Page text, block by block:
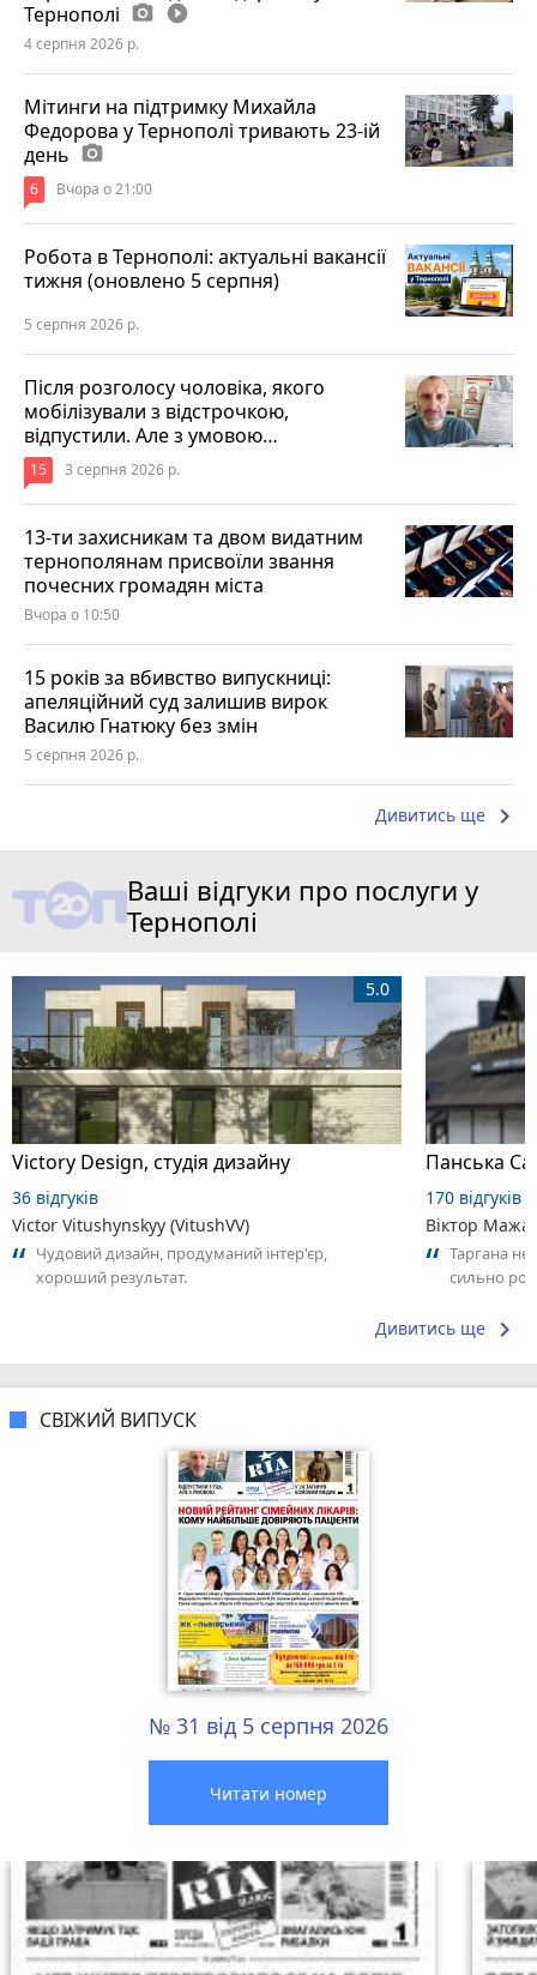
Тернополі photo_camera play_circle_filled
4 серпня 2026 р.
Мітинги на підтримку Михайла
Федорова у Тернополі тривають 23-ій
день photo_camera
6 Вчора о 21:00
Робота в Тернополі: актуальні вакансії
тижня (оновлено 5 серпня)
5 серпня 2026 р.
Після розголосу чоловіка, якого
мобілізували з відстрочкою,
відпустили. Але з умовою…
15 3 серпня 2026 р.
13-ти захисникам та двом видатним
тернополянам присвоїли звання
почесних громадян міста
Вчора о 10:50
15 років за вбивство випускниці:
апеляційний суд залишив вирок
Василю Гнатюку без змін
5 серпня 2026 р.
Дивитись ще keyboard_arrow_right
Ваші відгуки про послуги у
Тернополі
Victory Design, студія дизайну
5.0
36 відгуків
Victor Vitushynskyy (VitushVV)
Чудовий дизайн, продуманий інтер'єр,
хороший результат.
Панська
170 відгуків
Віктор
Таргана
сильно
Дивитись ще keyboard_arrow_right
СВІЖИЙ ВИПУСК
№ 31 від 5 серпня 2026
Читати номер